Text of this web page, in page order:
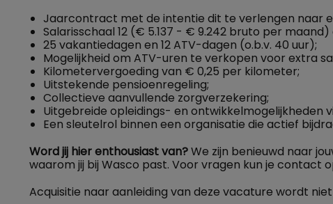
Jaarcontract met de intentie dit te verlengen naar
Salarisschaal 12 (€ 5.137 - € 9.242 bruto per
25 vakantiedagen en 12 ATV-dagen (o.b.v. 40 uur);
Mogelijkheid om ATV-uren te verkopen voor extra
Kilometervergoeding van € 0,25 per kilometer;
Uitstekende pensioenregeling;
Collectieve aanvullende zorgverzekering;
Uitgebreide opleidings- en ontwikkelmogelijkheden
Een sleutelrol binnen een organisatie die actief
Word jij hier enthousiast van?We zijn benieuwd naar
waarom jij bij Wasco past. Voor vragen kun je
Acquisitie naar aanleiding van deze vacature wordt